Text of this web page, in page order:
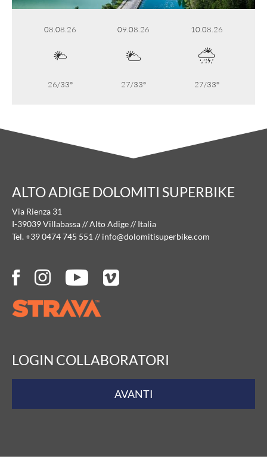
08.08.26 09.08.26 10.08.26
26/33° 27/33° 27/33°
ALTO ADIGE DOLOMITI SUPERBIKE
Via Rienza 31
I-39039 Villabassa // Alto Adige // Italia
Tel. +39 0474 745 551 // info@dolomitisuperbike.com
LOGIN COLLABORATORI
AVANTI